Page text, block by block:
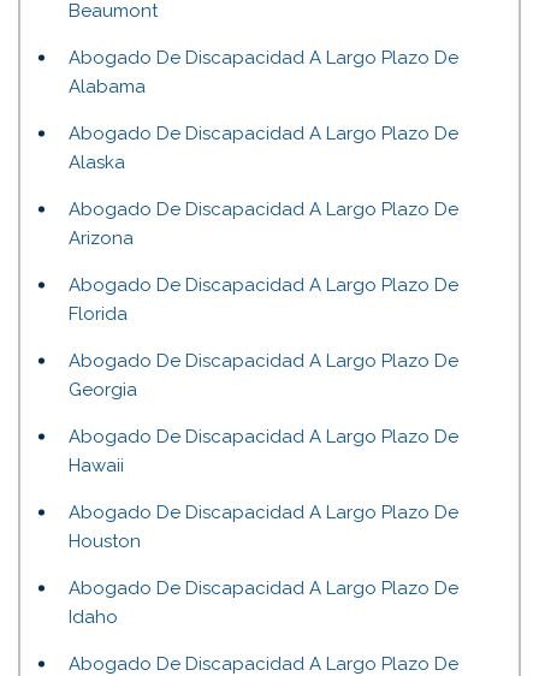
Beaumont
Abogado De Discapacidad A Largo Plazo De
Alabama
Abogado De Discapacidad A Largo Plazo De
Alaska
Abogado De Discapacidad A Largo Plazo De
Arizona
Abogado De Discapacidad A Largo Plazo De
Florida
Abogado De Discapacidad A Largo Plazo De
Georgia
Abogado De Discapacidad A Largo Plazo De
Hawaii
Abogado De Discapacidad A Largo Plazo De
Houston
Abogado De Discapacidad A Largo Plazo De
Idaho
Abogado De Discapacidad A Largo Plazo De